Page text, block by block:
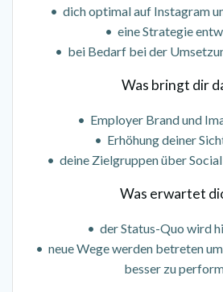
• dich optimal auf Instagram
• eine Strategie
• bei Bedarf bei der
Was bringt dir
• Employer Brand und
• Erhöhung deiner
• deine Zielgruppen über
Was erwartet
• der Status-Quo wird
• neue Wege werden betreten
besser zu